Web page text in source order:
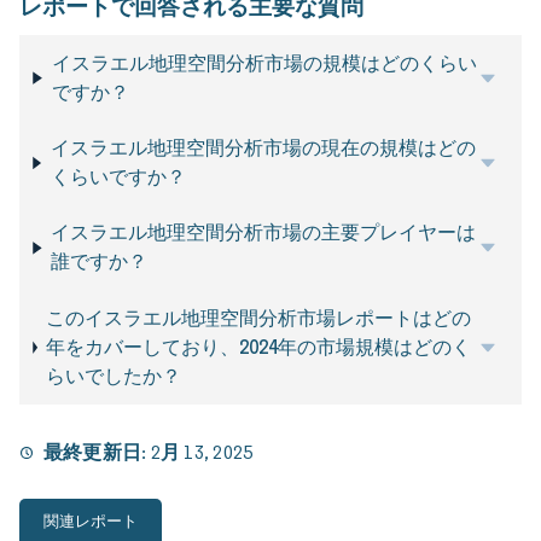
レポートで回答される主要な質問
イスラエル地理空間分析市場の規模はどのくらい
ですか？
イスラエル地理空間分析市場の現在の規模はどの
くらいですか？
イスラエル地理空間分析市場の主要プレイヤーは
誰ですか？
このイスラエル地理空間分析市場レポートはどの
年をカバーしており、2024年の市場規模はどのく
らいでしたか？
最終更新日: 2月 13, 2025
関連レポート